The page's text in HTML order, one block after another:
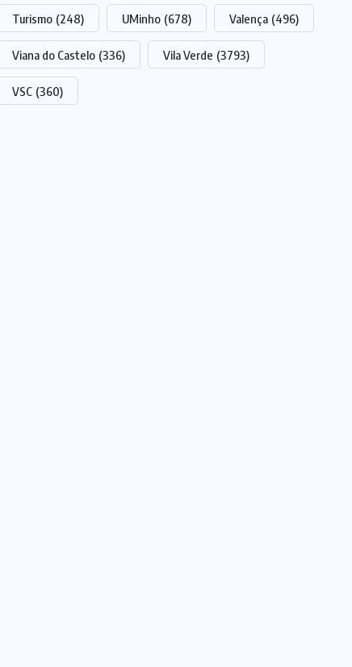
Turismo (248) UMinho (678) Valença (496)
Viana do Castelo (336) Vila Verde (3793)
VSC (360)